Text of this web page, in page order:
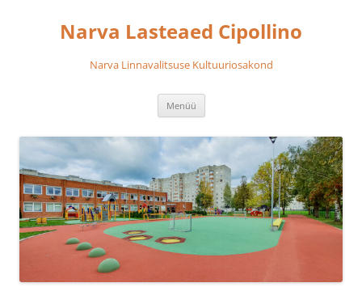
Narva Lasteaed Cipollino
Narva Linnavalitsuse Kultuuriosakond
Menüü